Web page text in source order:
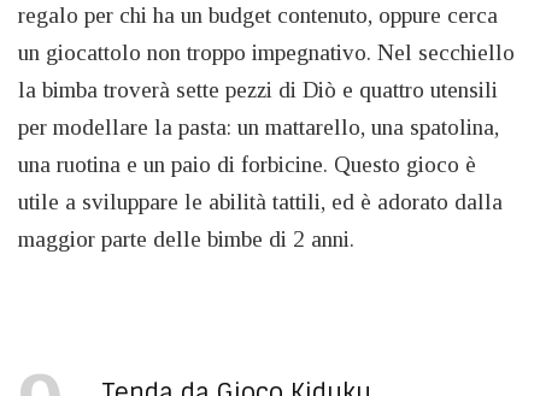
regalo per chi ha un budget contenuto, oppure cerca
un giocattolo non troppo impegnativo. Nel secchiello
la bimba troverà sette pezzi di Diò e quattro utensili
per modellare la pasta: un mattarello, una spatolina,
una ruotina e un paio di forbicine. Questo gioco è
utile a sviluppare le abilità tattili, ed è adorato dalla
maggior parte delle bimbe di 2 anni.